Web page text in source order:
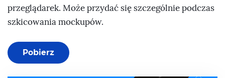
przeglądarek. Może przydać się szczególnie podczas
szkicowania mockupów.
Pobierz